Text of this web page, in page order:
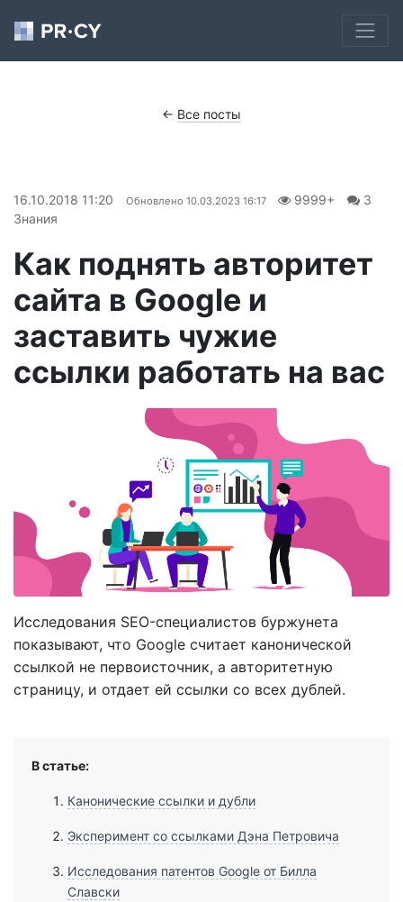
← Все посты
16.10.2018 11:20 Обновлено 10.03.2023 16:17 9999+
3
Знания
Как поднять авторитет
сайта в Google и
заставить чужие
ссылки работать на вас
Исследования SEO-специалистов буржунета
показывают, что Google считает канонической
ссылкой не первоисточник, а авторитетную
страницу, и отдает ей ссылки со всех дублей.
В статье:
Канонические ссылки и дубли
Эксперимент со ссылками Дэна Петровича
Исследования патентов Google от Билла
Славски